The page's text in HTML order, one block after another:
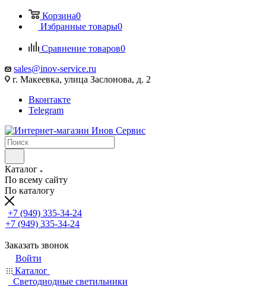
Корзина0
Избранные товары0
Сравнение товаров0
sales@inov-service.ru
г. Макеевка, улица Заслонова, д. 2
Вконтакте
Telegram
Каталог
По всему сайту
По каталогу
+7 (949) 335-34-24
+7 (949) 335-34-24
Заказать звонок
Войти
Каталог
Светодиодные светильники